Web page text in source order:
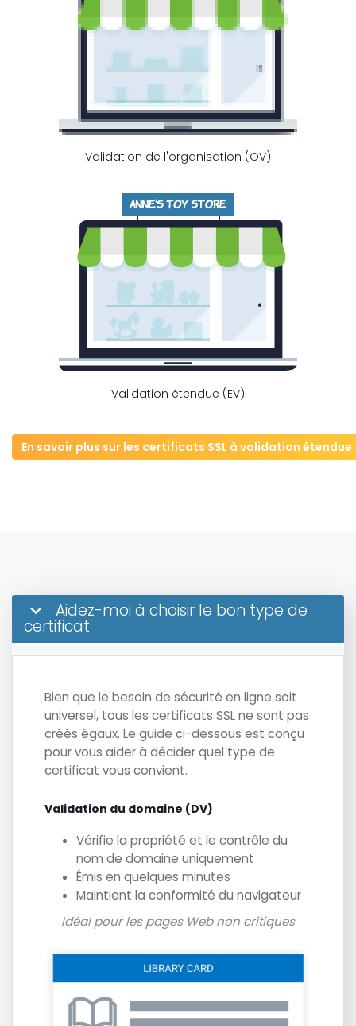
Validation de l'organisation (OV)
Validation étendue (EV)
En savoir plus sur les certificats SSL à validation étendue
Aidez-moi à choisir le bon type de
certificat
Bien que le besoin de sécurité en ligne soit
universel, tous les certificats SSL ne sont pas
créés égaux. Le guide ci-dessous est conçu
pour vous aider à décider quel type de
certificat vous convient.
Validation du domaine (DV)
Vérifie la propriété et le contrôle du
nom de domaine uniquement
Émis en quelques minutes
Maintient la conformité du navigateur
Idéal pour les pages Web non critiques